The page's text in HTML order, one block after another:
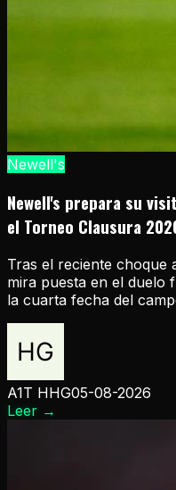
Newell's
Newell's prepara su
el Torneo Clausura
Tras el reciente choque
mira puesta en el duelo
la cuarta fecha del
A1T HHG05-08-2026
Leer →